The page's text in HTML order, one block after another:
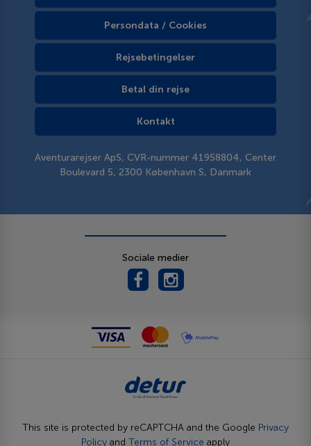
Persondata / Cookies
Rejsebetingelser
Betal din rejse
Kontakt
Aventurarejser ApS, CVR-nummer 41958804, Center
Boulevard 5, 2300 København S, Danmark
Sociale medier
This site is protected by reCAPTCHA and the Google Privacy
Policy and Terms of Service apply